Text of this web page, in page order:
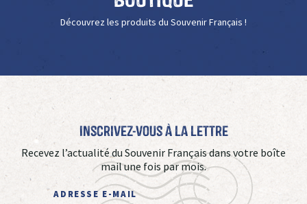
Découvrez les produits du Souvenir Français !
Inscrivez-vous à La Lettre
Recevez l’actualité du Souvenir Français dans votre boîte
mail une fois par mois.
ADRESSE E-MAIL